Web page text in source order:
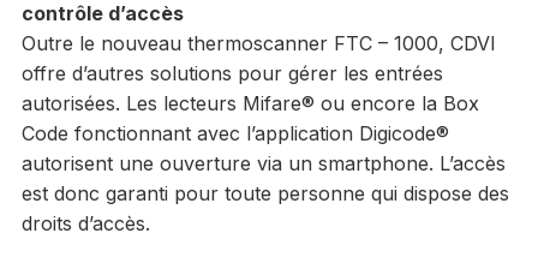
contrôle d’accès
Outre le nouveau thermoscanner FTC – 1000, CDVI
offre d’autres solutions pour gérer les entrées
autorisées. Les lecteurs Mifare® ou encore la Box
Code fonctionnant avec l’application Digicode®
autorisent une ouverture via un smartphone. L’accès
est donc garanti pour toute personne qui dispose des
droits d’accès.